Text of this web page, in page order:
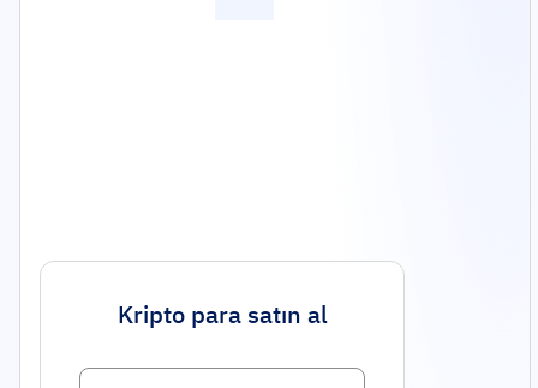
Kripto para satın al